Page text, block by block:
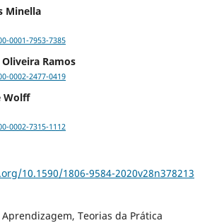
Minella
0001-7953-7385
Ramos
0002-2477-0419
Wolff
0002-7315-1112
10.1590/1806-9584-2020v28n378213
Aprendizagem, Teorias da Prática